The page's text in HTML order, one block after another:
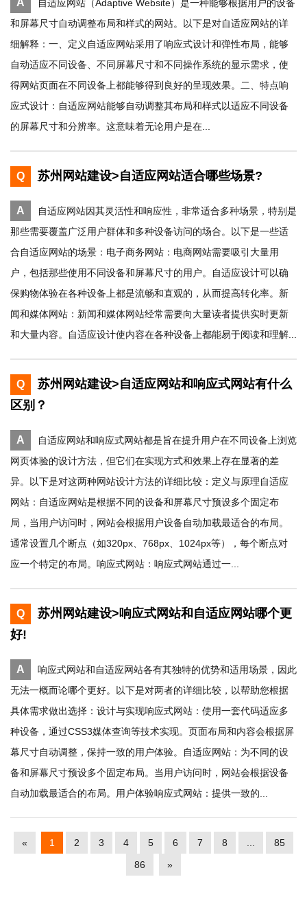
A
自适应网站（Adaptive Website）是一种能够根据用户的设备
和屏幕尺寸自动调整布局和样式的网站。以下是对自适应网站的详
细解释：一、定义自适应网站采用了响应式设计和弹性布局，能够
自动适应不同设备、不同屏幕尺寸和不同操作系统的显示需求，使
得网站页面在不同设备上都能够得到良好的呈现效果。二、特点响
应式设计：自适应网站能够自动调整其布局和样式以适应不同设备
的屏幕尺寸和分辨率。这意味着无论用户是在...
Q 苏州网站建设>自适应网站适合哪些场景?
A
自适应网站因其灵活性和响应性，非常适合多种场景，特别是
那些需要覆盖广泛用户群体和多种设备访问的场合。以下是一些适
合自适应网站的场景：电子商务网站：电商网站需要吸引大量用
户，包括那些使用不同设备和屏幕尺寸的用户。自适应设计可以确
保购物体验在各种设备上都是流畅和直观的，从而提高转化率。新
闻和媒体网站：新闻和媒体网站经常需要向大量读者提供实时更新
和大量内容。自适应设计使内容在各种设备上都能易于阅读和理解...
Q
苏州网站建设>自适应网站和响应式网站有什么
区别？
A
自适应网站和响应式网站都是旨在提升用户在不同设备上浏览
网页体验的设计方法，但它们在实现方式和效果上存在显著的差
异。以下是对这两种网站设计方法的详细比较：定义与原理自适应
网站：自适应网站是根据不同的设备和屏幕尺寸预设多个固定布
局，当用户访问时，网站会根据用户设备自动加载最适合的布局。
通常设置几个断点（如320px、768px、1024px等），每个断点对
应一个特定的布局。响应式网站：响应式网站通过一...
Q
苏州网站建设>响应式网站和自适应网站哪个更
好!
A
响应式网站和自适应网站各有其独特的优势和适用场景，因此
无法一概而论哪个更好。以下是对两者的详细比较，以帮助您根据
具体需求做出选择：设计与实现响应式网站：使用一套代码适应多
种设备，通过CSS3媒体查询等技术实现。页面布局和内容会根据屏
幕尺寸自动调整，保持一致的用户体验。自适应网站：为不同的设
备和屏幕尺寸预设多个固定布局。当用户访问时，网站会根据设备
自动加载最适合的布局。用户体验响应式网站：提供一致的...
« 1 2 3 4 5 6 7 8
85
86
»